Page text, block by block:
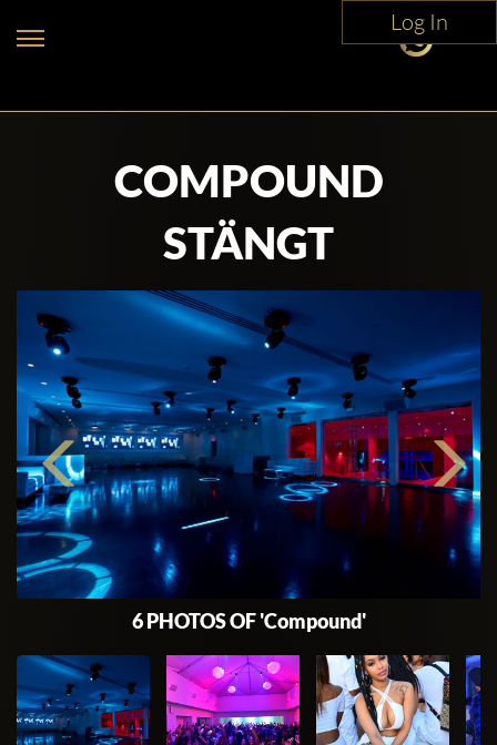
Log In
COMPOUND
STÄNGT
6 PHOTOS OF 'Compound'